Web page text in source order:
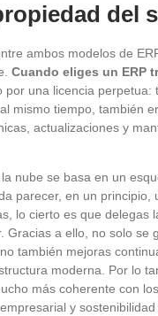
del
ambos modelos de
Cuando eliges un ERP
por una licencia perpetua:
mismo tiempo, también
actualizaciones y
nube se basa en un
parecer, en un principio,
lo cierto es que delegas
Gracias a ello, no solo se
también mejoras
moderna. Por lo
más coherente con
y